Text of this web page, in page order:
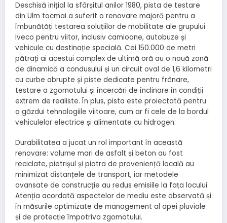
Deschisă inițial la sfârșitul anilor 1980, pista de testare
din Ulm tocmai a suferit o renovare majoră pentru a
îmbunătăți testarea soluțiilor de mobilitate ale grupului
Iveco pentru viitor, inclusiv camioane, autobuze și
vehicule cu destinație specială. Cei 150.000 de metri
pătrați ai acestui complex de ultimă oră au o nouă zonă
de dinamică a condusului și un circuit oval de 1,6 kilometri
cu curbe abrupte și piste dedicate pentru frânare,
testare a zgomotului și încercări de înclinare în condiții
extrem de realiste. În plus, pista este proiectată pentru
a găzdui tehnologiile viitoare, cum ar fi cele de la bordul
vehiculelor electrice și alimentate cu hidrogen.
Durabilitatea a jucat un rol important în această
renovare: volume mari de asfalt și beton au fost
reciclate, pietrișul și piatra de proveniență locală au
minimizat distanțele de transport, iar metodele
avansate de construcție au redus emisiile la fața locului.
Atenția acordată aspectelor de mediu este observată și
în măsurile optimizate de management al apei pluviale
și de protecție împotriva zgomotului.